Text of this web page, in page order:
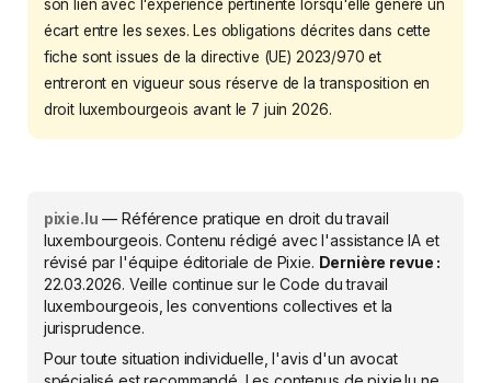
son lien avec l'expérience pertinente lorsqu'elle génère un
écart entre les sexes. Les obligations décrites dans cette
fiche sont issues de la directive (UE) 2023/970 et
entreront en vigueur sous réserve de la transposition en
droit luxembourgeois avant le 7 juin 2026.
pixie.lu — Référence pratique en droit du travail
luxembourgeois. Contenu rédigé avec l'assistance IA et
révisé par l'équipe éditoriale de Pixie. Dernière revue :
22.03.2026. Veille continue sur le Code du travail
luxembourgeois, les conventions collectives et la
jurisprudence.
Pour toute situation individuelle, l'avis d'un avocat